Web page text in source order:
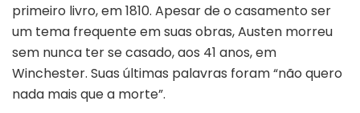
primeiro livro, em 1810. Apesar de o casamento ser
um tema frequente em suas obras, Austen morreu
sem nunca ter se casado, aos 41 anos, em
Winchester. Suas últimas palavras foram “não quero
nada mais que a morte”.